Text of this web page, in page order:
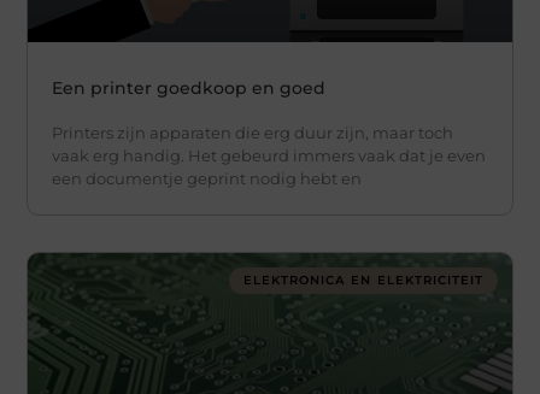
Een printer goedkoop en goed
Printers zijn apparaten die erg duur zijn, maar toch
vaak erg handig. Het gebeurd immers vaak dat je even
een documentje geprint nodig hebt en
ELEKTRONICA EN ELEKTRICITEIT